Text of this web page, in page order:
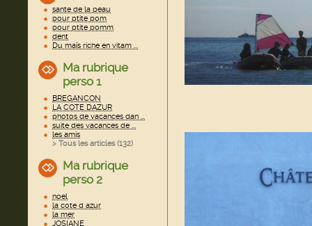
sante de la peau
pour ptite pom
pour ptite pomm
dent
Du maïs riche en vitam ...
Ma rubrique
perso 1
BREGANCON
LA COTE DAZUR
photos de vacances dan ...
suite des vacances de ...
les amis
> Tous les articles (132)
Ma rubrique
perso 2
noel
la cote d azur
la mer
JOSIANE